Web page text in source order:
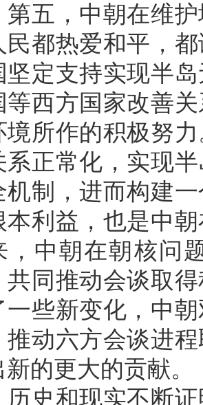
，中朝在维护
民都热爱和平，
坚定支持实现半
等西方国家改善
境所作的积极努
系正常化，实现
机制，进而构建
本利益，也是中
，中朝在朝核问
共同推动会谈取
一些新变化，中
推动六方会谈进
的更大的贡献。
和现实不断证